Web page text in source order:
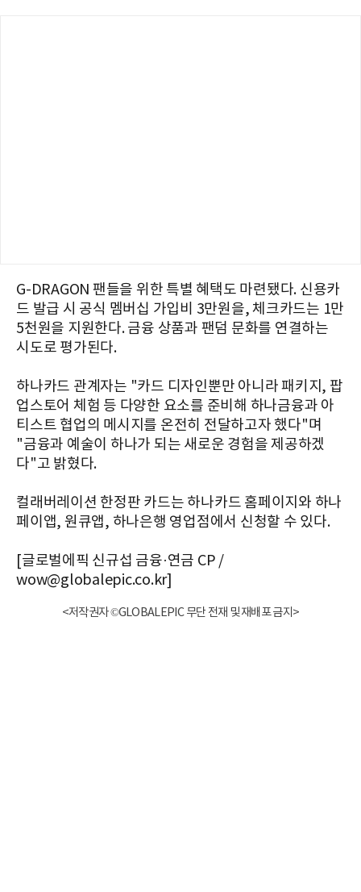
G-DRAGON 팬들을 위한 특별 혜택도 마련됐다. 신용카
드 발급 시 공식 멤버십 가입비 3만원을, 체크카드는 1만
5천원을 지원한다. 금융 상품과 팬덤 문화를 연결하는
시도로 평가된다.
하나카드 관계자는 "카드 디자인뿐만 아니라 패키지, 팝
업스토어 체험 등 다양한 요소를 준비해 하나금융과 아
티스트 협업의 메시지를 온전히 전달하고자 했다"며
"금융과 예술이 하나가 되는 새로운 경험을 제공하겠
다"고 밝혔다.
컬래버레이션 한정판 카드는 하나카드 홈페이지와 하나
페이앱, 원큐앱, 하나은행 영업점에서 신청할 수 있다.
[글로벌에픽 신규섭 금융·연금 CP /
wow@globalepic.co.kr]
<저작권자 ©GLOBALEPIC 무단 전재 및 재배포 금지>